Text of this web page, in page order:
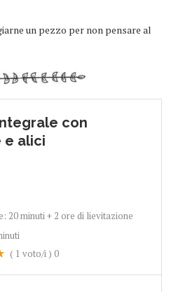
un pezzo per non pensare al
con
e alici
20 minuti + 2 ore di lievitazione
( 1 voto/i ) 0